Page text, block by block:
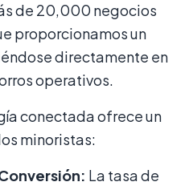
de 20,000 negocios
proporcionamos un
directamente en
operativos.
conectada ofrece un
minoristas:
La tasa de